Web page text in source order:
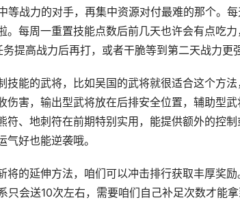
等战力的对手，再集中资源对付最难的那个。
。每周一重置技能点数后前几天也许会有点吃
提高战力后再打，或者干脆等到第二天战力更
技能的武将，比如吴国的武将就很适合这个方
伤害，输出型武将放在后排安全位置，辅助型
符、地刺符在前期特别实用，能提供额外的控
好也能逆袭哦。
将的延伸方法，咱们可以冲击排行获取丰厚奖
只会送10次左右，需要咱们自己补足次数才能